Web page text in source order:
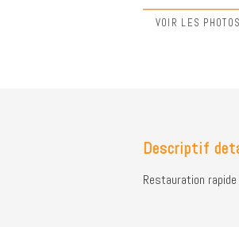
VOIR LES PHOTOS
Descriptif
Restauration rapide